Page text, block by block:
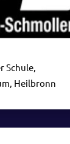
Schule,
Heilbronn